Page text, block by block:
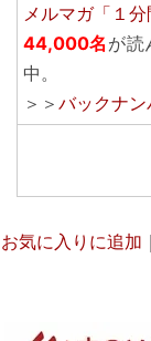
メルマガ「１
44,000名 が読
中。
＞＞ バックナン
配信
お気に入りに追加